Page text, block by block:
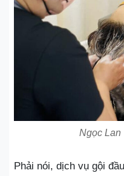
Ngọc Lan
Phải nói, dịch vụ gội